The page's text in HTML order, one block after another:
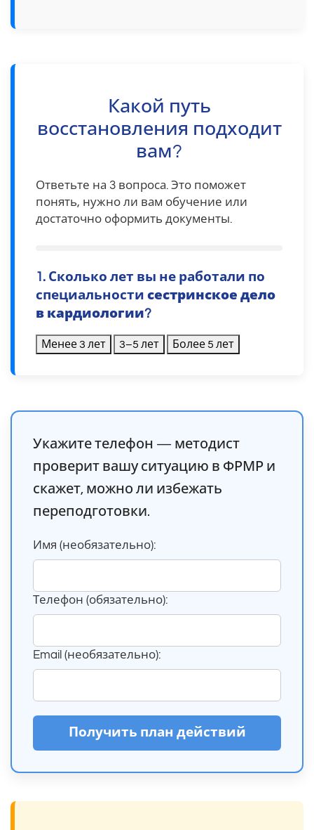
Какой путь
восстановления подходит
вам?
Ответьте на 3 вопроса. Это поможет
понять, нужно ли вам обучение или
достаточно оформить документы.
1. Сколько лет вы не работали по
специальности сестринское дело
в кардиологии?
Менее 3 лет 3–5 лет Более 5 лет
Укажите телефон — методист
проверит вашу ситуацию в ФРМР и
скажет, можно ли избежать
переподготовки.
Имя (необязательно):
Телефон (обязательно):
Email (необязательно):
Получить план действий